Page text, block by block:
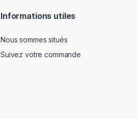
Informations utiles
Nous sommes situés
Suivez votre commande